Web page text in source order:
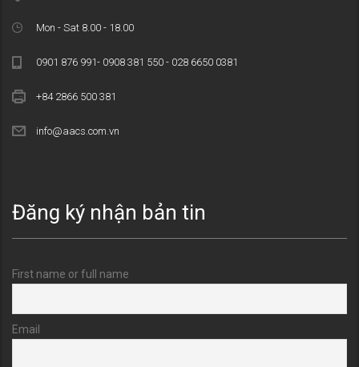
Mon - Sat 8.00 - 18.00
0901 876 991- 0908 381 550 - 028 6650 0381
+84 2866 500 381
info@aacs.com.vn
Đăng ký nhận bản tin
First name or full name
Email